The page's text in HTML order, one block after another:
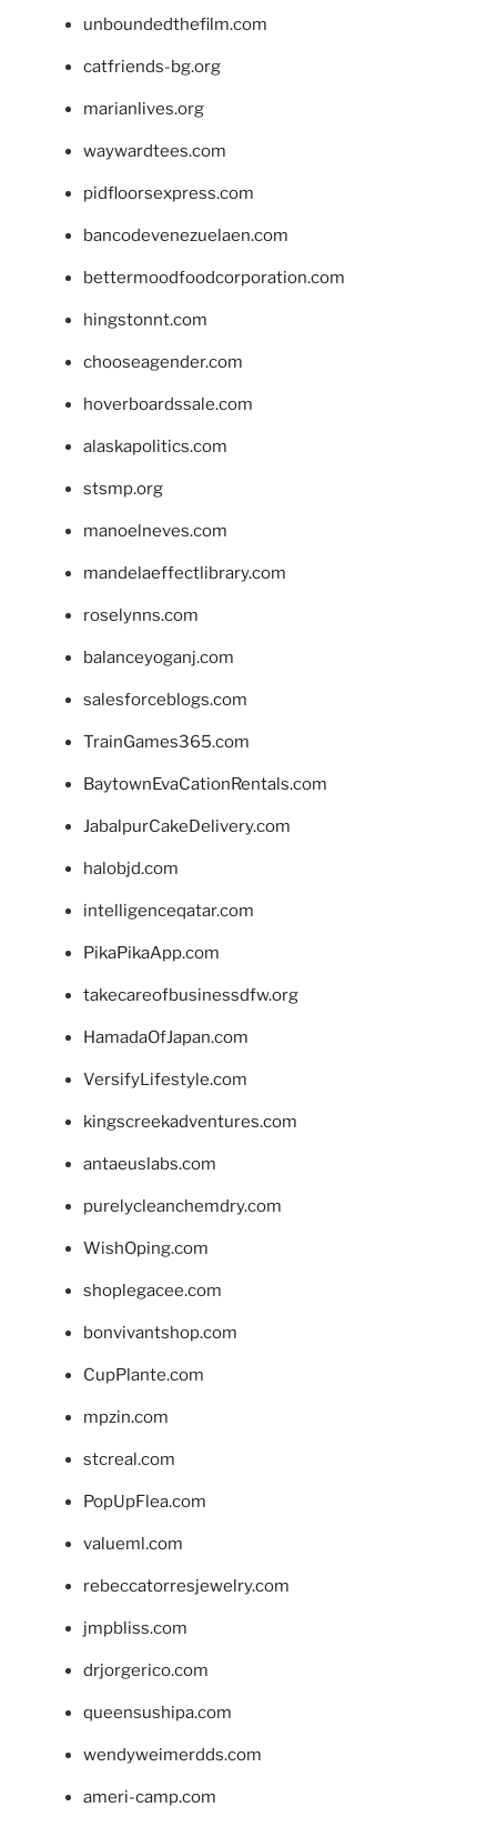
unboundedthefilm.com
catfriends-bg.org
marianlives.org
waywardtees.com
pidfloorsexpress.com
bancodevenezuelaen.com
bettermoodfoodcorporation.com
hingstonnt.com
chooseagender.com
hoverboardssale.com
alaskapolitics.com
stsmp.org
manoelneves.com
mandelaeffectlibrary.com
roselynns.com
balanceyoganj.com
salesforceblogs.com
TrainGames365.com
BaytownEvaCationRentals.com
JabalpurCakeDelivery.com
halobjd.com
intelligenceqatar.com
PikaPikaApp.com
takecareofbusinessdfw.org
HamadaOfJapan.com
VersifyLifestyle.com
kingscreekadventures.com
antaeuslabs.com
purelycleanchemdry.com
WishOping.com
shoplegacee.com
bonvivantshop.com
CupPlante.com
mpzin.com
stcreal.com
PopUpFlea.com
valueml.com
rebeccatorresjewelry.com
jmpbliss.com
drjorgerico.com
queensushipa.com
wendyweimerdds.com
ameri-camp.com